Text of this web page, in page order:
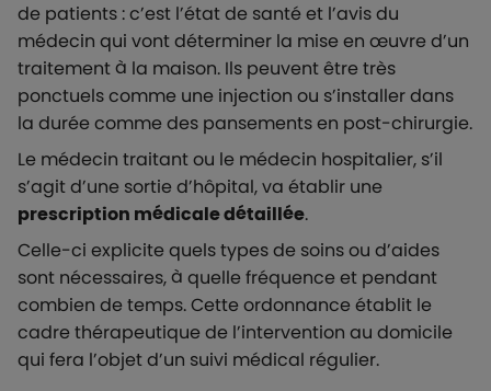
de patients : c’est l’état de santé et l’avis du
médecin qui vont déterminer la mise en œuvre d’un
traitement à la maison. Ils peuvent être très
ponctuels comme une injection ou s’installer dans
la durée comme des pansements en post-chirurgie.
Le médecin traitant ou le médecin hospitalier, s’il
s’agit d’une sortie d’hôpital, va établir une
prescription médicale détaillée.
Celle-ci explicite quels types de soins ou d’aides
sont nécessaires, à quelle fréquence et pendant
combien de temps. Cette ordonnance établit le
cadre thérapeutique de l’intervention au domicile
qui fera l’objet d’un suivi médical régulier.